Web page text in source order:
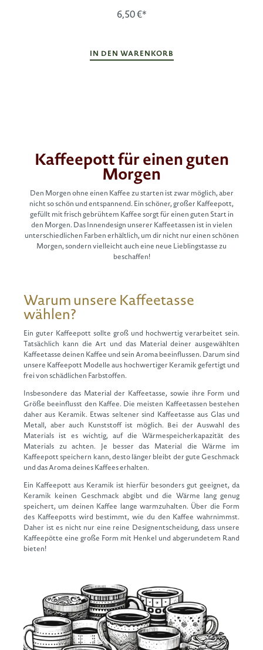
6,50 €*
IN DEN WARENKORB
Kaffeepott für einen guten
Morgen
Den Morgen ohne einen Kaffee zu starten ist zwar möglich, aber
nicht so schön und entspannend. Ein schöner, großer Kaffeepott,
gefüllt mit frisch gebrühtem Kaffee sorgt für einen guten Start in
den Morgen. Das Innendesign unserer Kaffeetassen ist in vielen
unterschiedlichen Farben erhältlich, um dir nicht nur einen schönen
Morgen, sondern vielleicht auch eine neue Lieblingstasse zu
beschaffen!
Warum unsere Kaffeetasse
wählen?
Ein guter Kaffeepott sollte groß und hochwertig verarbeitet sein.
Tatsächlich kann die Art und das Material deiner ausgewählten
Kaffeetasse deinen Kaffee und sein Aroma beeinflussen. Darum sind
unsere Kaffeepott Modelle aus hochwertiger Keramik gefertigt und
frei von schädlichen Farbstoffen.
Insbesondere das Material der Kaffeetasse, sowie ihre Form und
Größe beeinflusst den Kaffee. Die meisten Kaffeetassen bestehen
daher aus Keramik. Etwas seltener sind Kaffeetasse aus Glas und
Metall, aber auch Kunststoff ist möglich. Bei der Auswahl des
Materials ist es wichtig, auf die Wärmespeicherkapazität des
Materials zu achten. Je besser das Material die Wärme im
Kaffeepott speichern kann, desto länger bleibt der gute Geschmack
und das Aroma deines Kaffees erhalten.
Ein Kaffeepott aus Keramik ist hierfür besonders gut geeignet, da
Keramik keinen Geschmack abgibt und die Wärme lang genug
speichert, um deinen Kaffee lange warmzuhalten. Über die Form
des Kaffeepotts wird bestimmt, wie du den Kaffee wahrnimmst.
Daher ist es nicht nur eine reine Designentscheidung, dass unsere
Kaffeepötte eine große Form mit Henkel und abgerundetem Rand
bieten!